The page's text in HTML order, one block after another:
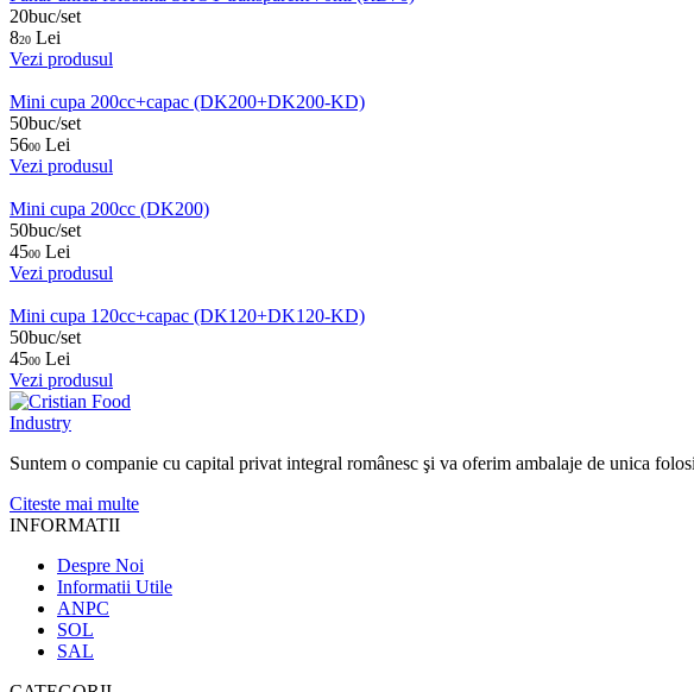
20buc/set
820 Lei
Vezi produsul
Mini cupa 200cc+capac (DK200+DK200-KD)
50buc/set
5600 Lei
Vezi produsul
Mini cupa 200cc (DK200)
50buc/set
4500 Lei
Vezi produsul
Mini cupa 120cc+capac (DK120+DK120-KD)
50buc/set
4500 Lei
Vezi produsul
Suntem o companie cu capital privat integral românesc şi va oferim ambalaje de unica
Citeste mai multe
INFORMATII
Despre Noi
Informatii Utile
ANPC
SOL
SAL